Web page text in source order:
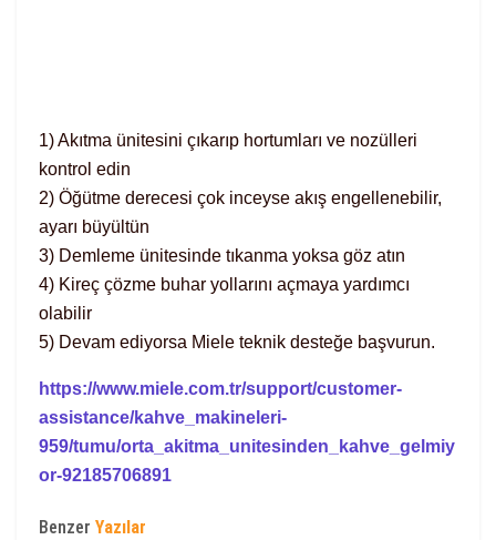
1) Akıtma ünitesini çıkarıp hortumları ve nozülleri
kontrol edin
2) Öğütme derecesi çok inceyse akış engellenebilir,
ayarı büyültün
3) Demleme ünitesinde tıkanma yoksa göz atın
4) Kireç çözme buhar yollarını açmaya yardımcı
olabilir
5) Devam ediyorsa Miele teknik desteğe başvurun.
https://www.miele.com.tr/support/customer-
assistance/kahve_makineleri-
959/tumu/orta_akitma_unitesinden_kahve_gelmiy
or-92185706891
Benzer Yazılar